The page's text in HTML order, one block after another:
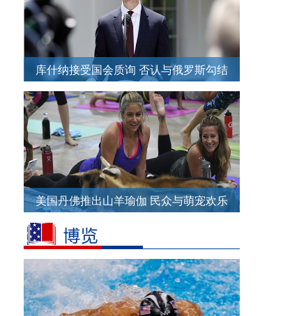
库什纳接受国会质询 否认与俄罗斯勾结
干涉美国大选
美国丹佛推出山羊瑜伽 民众与萌宠欢乐